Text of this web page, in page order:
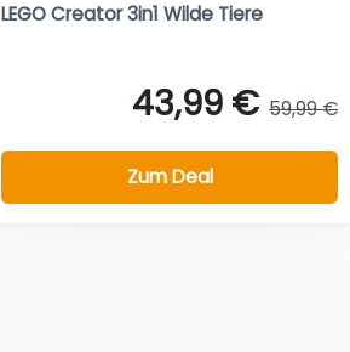
LEGO Creator 3in1 Wilde Tiere
43,99 € 59,99 €
Zum Deal